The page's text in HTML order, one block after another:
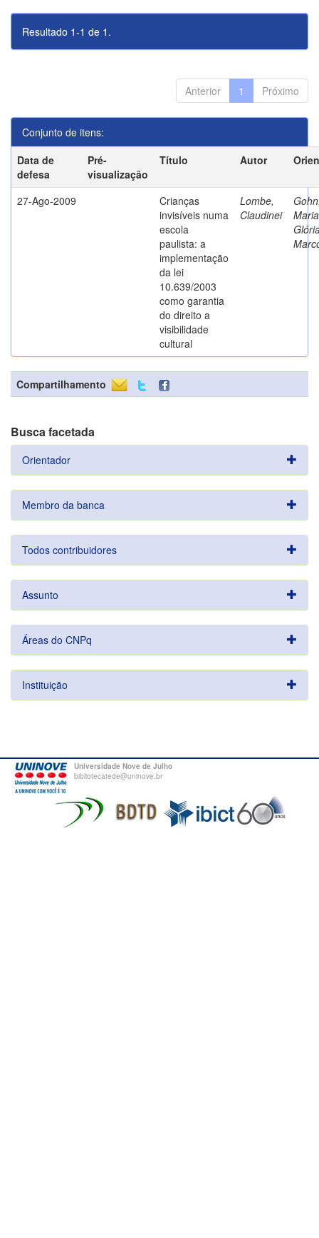
Resultado 1-1 de 1.
Anterior 1 Próximo
Conjunto de itens:
Data de
defesa
Pré-
visualização
Título Autor
27-Ago-2009
Crianças
invisíveis numa
escola
paulista: a
implementação
da lei
10.639/2003
como garantia
do direito a
visibilidade
cultural
Lombe,
Claudinei
Compartilhamento
Busca facetada
Orientador
Membro da banca
Todos contribuidores
Assunto
Áreas do CNPq
Instituição
Universidade Nove de Julho
bibliotecatede@uninove.br